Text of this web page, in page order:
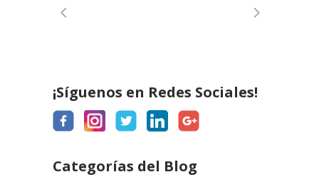
¡Síguenos en Redes Sociales!
Categorías del Blog